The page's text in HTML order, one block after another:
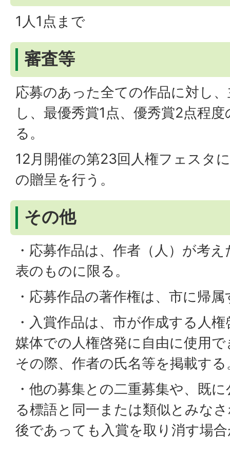
1人1点まで
審査等
応募のあった全ての作品に対し
し、最優秀賞1点、優秀賞2点程
る。
12月開催の第23回人権フェスタ
の贈呈を行う。
その他
・応募作品は、作者（人）が考
表のものに限る。
・応募作品の著作権は、市に帰
・入賞作品は、市が作成する人
媒体での人権啓発に自由に使用
その際、作者の氏名等を掲載する
・他の募集との二重募集や、既
る標語と同一または類似とみな
後であっても入賞を取り消す場